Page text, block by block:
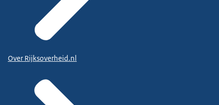
Over Rijksoverheid.nl